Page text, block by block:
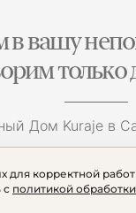
корректной
с политикой
в вашу
только
Дом Kuraje в